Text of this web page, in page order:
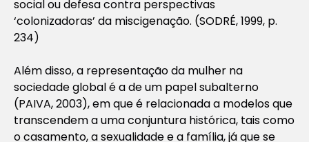
social ou defesa contra perspectivas
‘colonizadoras’ da miscigenação. (SODRÉ, 1999, p.
234)
Além disso, a representação da mulher na
sociedade global é a de um papel subalterno
(PAIVA, 2003), em que é relacionada a modelos que
transcendem a uma conjuntura histórica, tais como
o casamento, a sexualidade e a família, já que se